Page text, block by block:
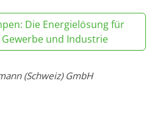
Die Energielösung für
und Industrie
(Schweiz) GmbH